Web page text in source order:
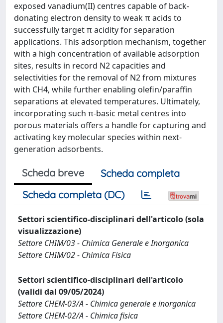
exposed vanadium(II) centres capable of back-
donating electron density to weak π acids to
successfully target π acidity for separation
applications. This adsorption mechanism, together
with a high concentration of available adsorption
sites, results in record N2 capacities and
selectivities for the removal of N2 from mixtures
with CH4, while further enabling olefin/paraffin
separations at elevated temperatures. Ultimately,
incorporating such π-basic metal centres into
porous materials offers a handle for capturing and
activating key molecular species within next-
generation adsorbents.
Scheda breve
Scheda completa
Scheda completa (DC)
Settori scientifico-disciplinari dell'articolo (sola
visualizzazione)
Settore CHIM/03 - Chimica Generale e Inorganica
Settore CHIM/02 - Chimica Fisica
Settori scientifico-disciplinari dell'articolo
(validi dal 09/05/2024)
Settore CHEM-03/A - Chimica generale e inorganica
Settore CHEM-02/A - Chimica fisica